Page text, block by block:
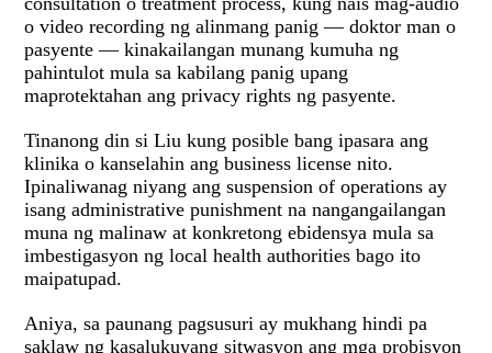
o video recording ng alinmang panig — doktor man o
pasyente — kinakailangan munang kumuha ng
pahintulot mula sa kabilang panig upang
maprotektahan ang privacy rights ng pasyente.
Tinanong din si Liu kung posible bang ipasara ang
klinika o kanselahin ang business license nito.
Ipinaliwanag niyang ang suspension of operations ay
isang administrative punishment na nangangailangan
muna ng malinaw at konkretong ebidensya mula sa
imbestigasyon ng local health authorities bago ito
maipatupad.
Aniya, sa paunang pagsusuri ay mukhang hindi pa
saklaw ng kasalukuyang sitwasyon ang mga probisyon